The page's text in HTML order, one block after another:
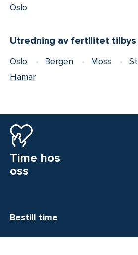
Oslo
Utredning av fertilitet tilbys
Oslo Bergen Moss
Hamar
Time hos
oss
Bestill time